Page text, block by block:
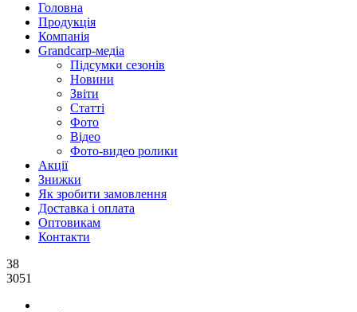
Головна
Продукція
Компанія
Grandcarp-медіа
Підсумки сезонів
Новини
Звіти
Статті
Фото
Відео
Фото-видео ролики
Акції
Знижки
Як зробити замовлення
Доставка і оплата
Оптовикам
Контакти
38
3051